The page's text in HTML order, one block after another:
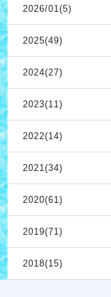
2026/01(5)
2025(49)
2024(27)
2023(11)
2022(14)
2021(34)
2020(61)
2019(71)
2018(15)